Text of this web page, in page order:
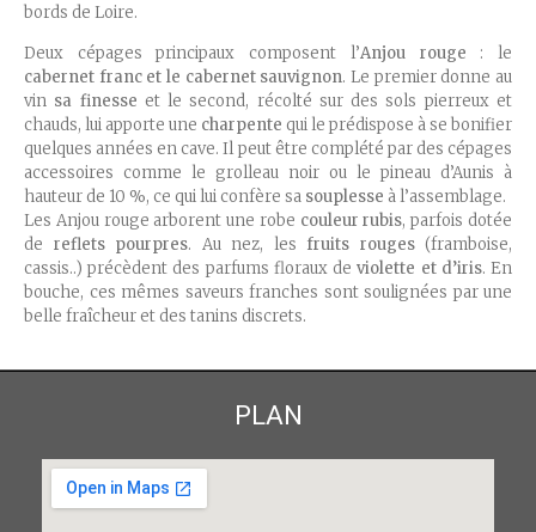
bords de Loire.
Deux cépages principaux composent l’Anjou rouge : le
cabernet franc et le cabernet sauvignon. Le premier donne au
vin sa finesse et le second, récolté sur des sols pierreux et
chauds, lui apporte une charpente qui le prédispose à se bonifier
quelques années en cave. Il peut être complété par des cépages
accessoires comme le grolleau noir ou le pineau d’Aunis à
hauteur de 10 %, ce qui lui confère sa souplesse à l’assemblage.
Les Anjou rouge arborent une robe couleur rubis, parfois dotée
de reflets pourpres. Au nez, les fruits rouges(framboise,
cassis..) précèdent des parfums floraux deviolette et d’iris. En
bouche, ces mêmes saveurs franches sont soulignées par une
belle fraîcheur et des tanins discrets.
PLAN